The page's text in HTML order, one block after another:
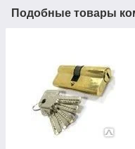
Подобные товары